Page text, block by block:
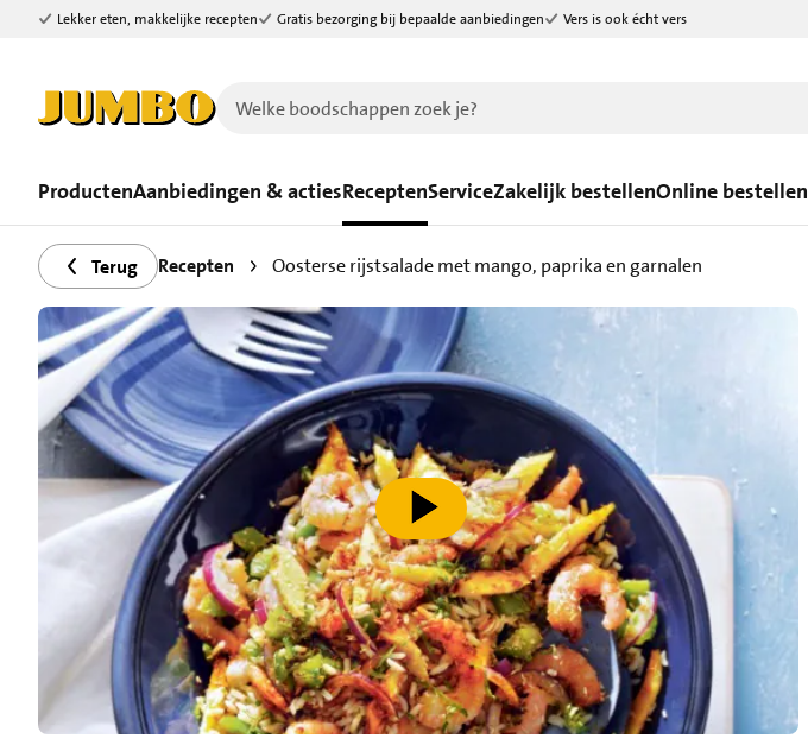
Ga naar zoeken
Ga naar hoofdinhoud
Lekker eten, makkelijke recepten Gratis bezorging bij bepaalde aanbiedingen Vers is ook écht vers
ProductenAanbiedingen & actiesReceptenServiceZakelijk bestellenOnline bestellen
Terug Recepten Oosterse rijstsalade met mango, paprika en garnalen
speel video af